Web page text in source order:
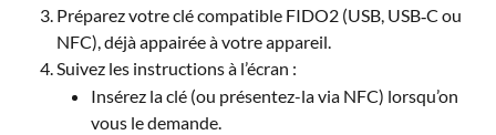
Préparez votre clé compatible FIDO2 (USB, USB‑C ou
NFC), déjà appairée à votre appareil.
Suivez les instructions à l’écran :
Insérez la clé (ou présentez-la via NFC) lorsqu’on
vous le demande.